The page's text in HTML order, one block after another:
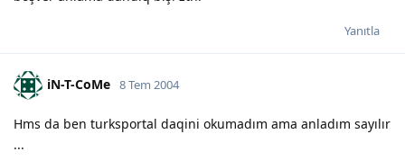
Yanıtla
iN-T-CoMe 8 Tem 2004
Hms da ben turksportal daqini okumadım ama anladım sayılır
...